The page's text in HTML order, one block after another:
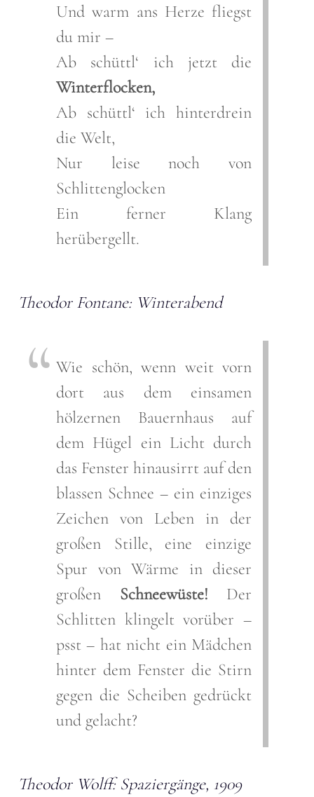
Und warm ans Herze fliegst
du mir –
Ab schüttl‘ ich jetzt die
Winterflocken,
Ab schüttl‘ ich hinterdrein
die Welt,
Nur leise noch von
Schlittenglocken
Ein ferner Klang
herübergellt.
Theodor Fontane: Winterabend
Wie schön, wenn weit vorn
dort aus dem einsamen
hölzernen Bauernhaus auf
dem Hügel ein Licht durch
das Fenster hinausirrt auf den
blassen Schnee – ein einziges
Zeichen von Leben in der
großen Stille, eine einzige
Spur von Wärme in dieser
großen Schneewüste! Der
Schlitten klingelt vorüber –
psst – hat nicht ein Mädchen
hinter dem Fenster die Stirn
gegen die Scheiben gedrückt
und gelacht?
Theodor Wolff: Spaziergänge, 1909